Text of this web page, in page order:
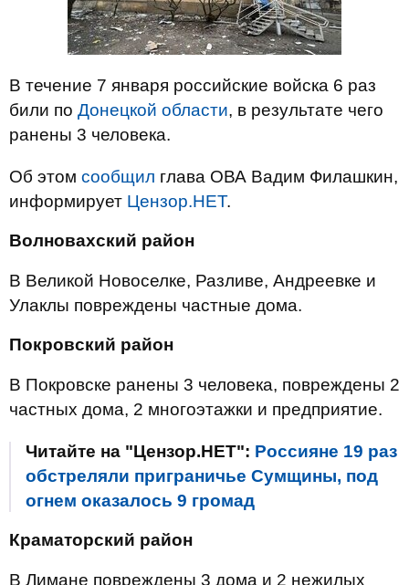
В течение 7 января российские войска 6 раз
били по Донецкой области, в результате чего
ранены 3 человека.
Об этом сообщил глава ОВА Вадим Филашкин,
информирует Цензор.НЕТ.
Волновахский район
В Великой Новоселке, Разливе, Андреевке и
Улаклы повреждены частные дома.
Покровский район
В Покровске ранены 3 человека, повреждены 2
частных дома, 2 многоэтажки и предприятие.
Читайте на "Цензор.НЕТ": Россияне 19 раз
обстреляли приграничье Сумщины, под
огнем оказалось 9 громад
Краматорский район
В Лимане повреждены 3 дома и 2 нежилых